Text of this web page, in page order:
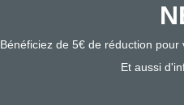
Bénéficiez de 5€ de réduction
Et aussi